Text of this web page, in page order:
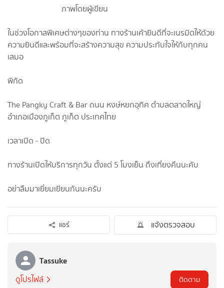
ภาพโดยผู้เขียน
ในช่วงโอกาสพิเศษต่างๆของท่าน ทางร้านเค้ายินดีที่จะเนรมิตให้ด้วย
ความยินดีและพร้อมที่จะสร้างความสุข ความประทับใจให้กับทุกคน
เสมอ
พิกัด
The Pangky Craft & Bar ถนน หงษ์หยกอุทิศ ตำบลตลาดใหญ่
อำเภอเมืองภูเก็ต ภูเก็ต ประเทศไทย
เวลาเปิด - ปิด
ทางร้านเปิดให้บริการทุกวัน ตั้งแต่ 5 โมงเย็น ถึงเที่ยงคืนนะคับ
อย่าลืมมาเยี่ยมเยียนกันนะครับ
แชร์ แจ้งตรวจสอบ
Tassuke
ดูโปรไฟล์ ติดตาม